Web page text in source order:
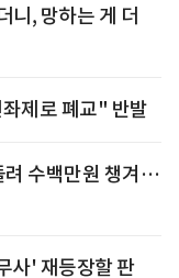
니, 망하는 게 더
제로 폐교" 반발
려 수백만원 챙겨…
사' 재등장할 판